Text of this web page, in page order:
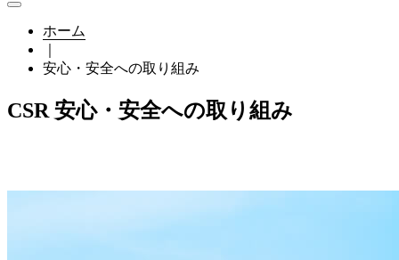
ホーム
安心・安全への取り組み
CSR 安心・安全への取り組み